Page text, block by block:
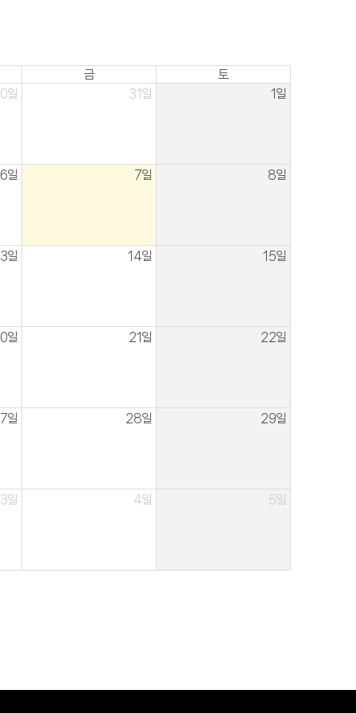
금
토
일 31일 1일
6일 7일 8일
일 14일 15일
일 21일 22일
일 28일 29일
3일 4일 5일